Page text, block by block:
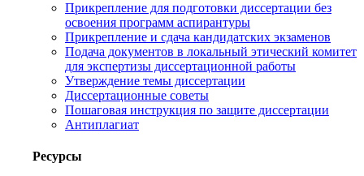
Прикрепление для подготовки диссертации без
освоения программ аспирантуры
Прикрепление и сдача кандидатских экзаменов
Подача документов в локальный этический комитет
для экспертизы диссертационной работы
Утверждение темы диссертации
Диссертационные советы
Пошаговая инструкция по защите диссертации
Антиплагиат
Ресурсы